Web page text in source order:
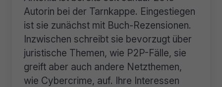
Autorin bei der Tarnkappe. Eingestiegen
ist sie zunächst mit Buch-Rezensionen.
Inzwischen schreibt sie bevorzugt über
juristische Themen, wie P2P-Fälle, sie
greift aber auch andere Netzthemen,
wie Cybercrime, auf. Ihre Interessen